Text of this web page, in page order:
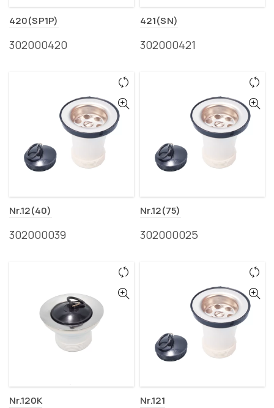
420(SP1P)
302000420
421(SN)
302000421
Nr.12(40)
302000039
Nr.12(75)
302000025
Nr.120K Nr.121